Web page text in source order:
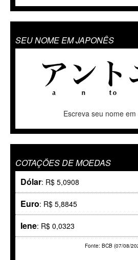
SEU NOME EM JAPONÊS
Escreva seu nome
COTAÇÕES DE MOEDAS
Dólar: R$ 5,0908
Euro: R$ 5,8845
Iene: R$ 0,0323
Fonte: BCB (07/08/